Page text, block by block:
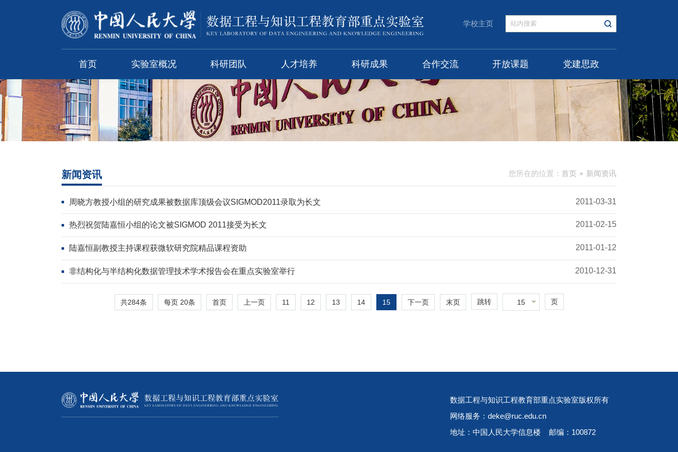
学校主页
首页 实验室概况 科研团队 人才培养 科研成果 合作交流 开放课题 党建思政
您所在的位置： 首页 新闻资讯
新闻资讯
周晓方教授小组的研究成果被数据库顶级会议SIGMOD2011录取为长文 2011-03-31
热烈祝贺陆嘉恒小组的论文被SIGMOD 2011接受为长文 2011-02-15
陆嘉恒副教授主持课程获微软研究院精品课程资助 2011-01-12
非结构化与半结构化数据管理技术学术报告会在重点实验室举行 2010-12-31
共284条 每页 20条 首页 上一页 11 12 13 14 15 下一页 末页 跳转 15 页
数据工程与知识工程教育部重点实验室版权所有
网络服务：deke@ruc.edu.cn
地址：中国人民大学信息楼 邮编：100872